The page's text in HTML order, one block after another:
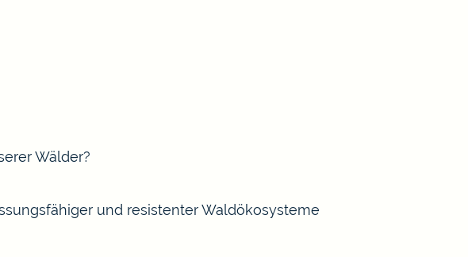
Wälder?
und resistenter Waldökosysteme